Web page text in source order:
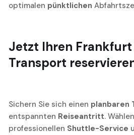
optimalen pünktlichen
Jetzt Ihren
Transport
Sichern Sie sich einen planbaren
entspannten Reiseantritt.
professionellen Shuttle-Service